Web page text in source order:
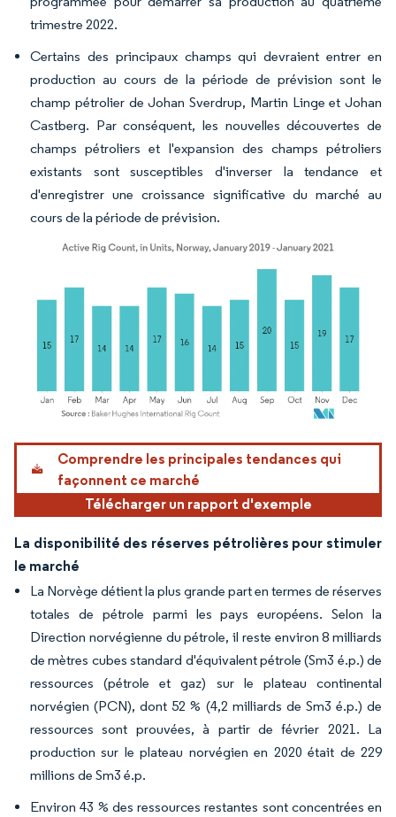
trimestre 2022.
Certains des principaux champs qui devraient entrer en
production au cours de la période de prévision sont le
champ pétrolier de Johan Sverdrup, Martin Linge et Johan
Castberg. Par conséquent, les nouvelles découvertes de
champs pétroliers et l'expansion des champs pétroliers
existants sont susceptibles d'inverser la tendance et
d'enregistrer une croissance significative du marché au
cours de la période de prévision.
Image © Mordor Intelligence. La réutilisation nécessite une attribution sous CC BY
Comprendre les principales tendances qui
façonnent ce marché
Télécharger un rapport d'exemple
La disponibilité des réserves pétrolières pour stimuler
le marché
La Norvège détient la plus grande part en termes de réserves
totales de pétrole parmi les pays européens. Selon la
Direction norvégienne du pétrole, il reste environ 8 milliards
de mètres cubes standard d'équivalent pétrole (Sm3 é.p.) de
ressources (pétrole et gaz) sur le plateau continental
norvégien (PCN), dont 52 % (4,2 milliards de Sm3 é.p.) de
ressources sont prouvées, à partir de février 2021. La
production sur le plateau norvégien en 2020 était de 229
millions de Sm3 é.p.
Environ 43 % des ressources restantes sont concentrées en